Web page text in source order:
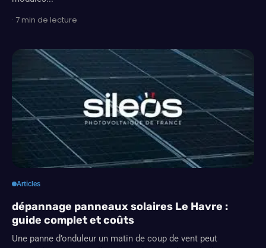
· 7 min de lecture
Articles
dépannage panneaux solaires Le Havre :
guide complet et coûts
Une panne d’onduleur un matin de coup de vent peut